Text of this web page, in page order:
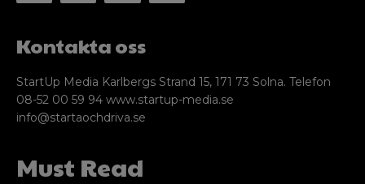
Kontakta oss
StartUp Media Karlbergs Strand 15, 171 73 Solna. Telefon
08-52 00 59 94 www.startup-media.se
info@startaochdriva.se
Must Read